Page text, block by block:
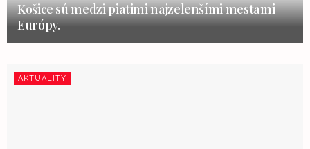
Košice sú medzi piatimi najzelenšími mestami
Európy.
AKTUALITY